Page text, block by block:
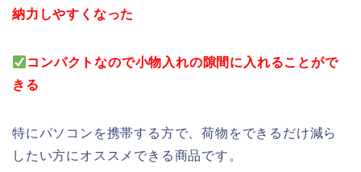
納力しやすくなった
コンパクトなので小物入れの隙間に入れることがで
きる
特にパソコンを携帯する方で、荷物をできるだけ減ら
したい方にオススメできる商品です。